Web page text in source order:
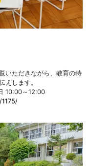
いただきながら、教育の特
えします。
10:00～12:00